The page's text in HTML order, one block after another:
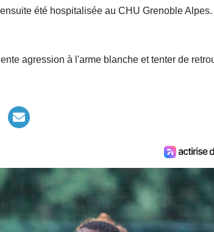
été hospitalisée au CHU Grenoble Alpes.
agression à l'arme blanche et tenter de